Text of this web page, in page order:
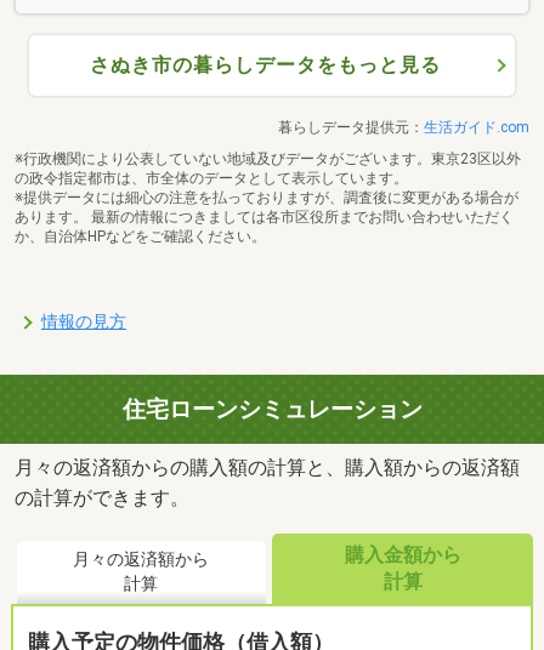
さぬき市の暮らしデータをもっと見る
暮らしデータ提供元： 生活ガイド.com
※行政機関により公表していない地域及びデータがございます。東京23区以外
の政令指定都市は、市全体のデータとして表示しています。
※提供データには細心の注意を払っておりますが、調査後に変更がある場合が
あります。 最新の情報につきましては各市区役所までお問い合わせいただく
か、自治体HPなどをご確認ください。
情報の見方
住宅ローンシミュレーション
月々の返済額からの購入額の計算と、購入額からの返済額
の計算ができます。
月々の返済額から
計算
購入金額から
計算
購入予定の物件価格（借入額）